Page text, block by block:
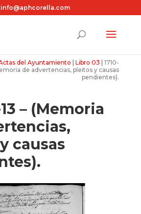
info@aphcorella.com
del Ayuntamiento |Libro 03 |1710-
de advertencias, pleitos y causas
pendientes).
13 – (Memoria
causas